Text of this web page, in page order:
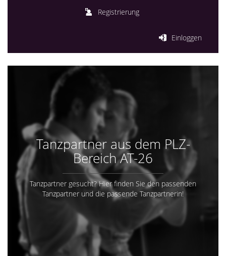
Registrierung
Einloggen
Tanzpartner aus dem PLZ-
Bereich AT-26
Tanzpartner gesucht? Hier finden Sie den passenden
Tanzpartner und die passende Tanzpartnerin!